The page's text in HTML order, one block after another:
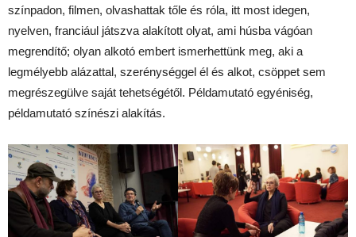
színpadon, filmen, olvashattak tőle és róla, itt most idegen,
nyelven, franciául játszva alakított olyat, ami húsba vágóan
megrendítő; olyan alkotó embert ismerhettünk meg, aki a
legmélyebb alázattal, szerénységgel él és alkot, csöppet sem
megrészegülve saját tehetségétől. Példamutató egyéniség,
példamutató színészi alakítás.